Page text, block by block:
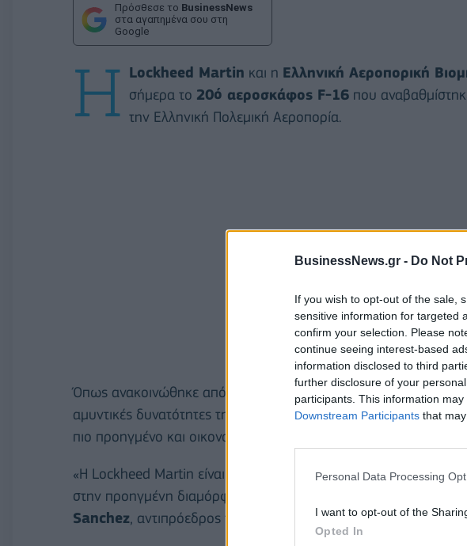
BusinessNews.gr - Do Not
If you wish to opt-out of the sale,
sensitive information for targeted
confirm your selection. Please
continue seeing interest-based
information disclosed to third
further disclosure of your
participants. This information
Downstream Participants that
Personal Data Processing
I want to opt-out of the
Opted In
Πρόσθεσε το BusinessNews
στα αγαπημένα σου στη
Google
Η Lockheed Martin και η Ελληνική Αεροπορική
σήμερα το 20ό αεροσκάφος F-16 που
την Ελληνική Πολεμική Αεροπορία.
Όπως ανακοινώθηκε από την Lockheed Martin, η παράδοση αυτή
αμυντικές δυνατότητες της Ελλάδας, εξοπλίζοντας την
πιο προηγμένο και οικονομικά αποτελεσματικό στόλο F-16 στην
«Η Lockheed Martin είναι περήφανη που συνεργάζεται με την
στην προηγμένη διαμόρφωση Viper για την Ελληνική Πολεμική
Sanchez , αντιπρόεδρος του Integrated Fighter Group της